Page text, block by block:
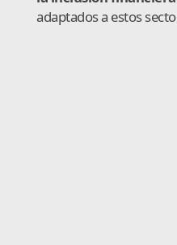
adaptados a estos